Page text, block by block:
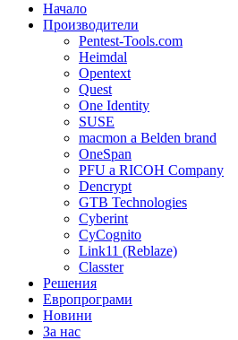
Начало
Производители
Pentest-Tools.com
Heimdal
Opentext
Quest
One Identity
SUSE
macmon a Belden brand
OneSpan
PFU a RICOH Company
Dencrypt
GTB Technologies
Cyberint
CyCognito
Link11 (Reblaze)
Classter
Решения
Европрограми
Новини
За нас